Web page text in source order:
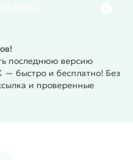
герой располагает
комбо. Они
кнопок.
удачным. Если
последнюю версию
— быстро и бесплатно! Без
и проверенные